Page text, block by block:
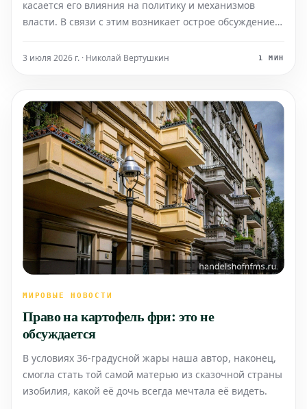
касается его влияния на политику и механизмов
власти. В связи с этим возникает острое обсуждение:
Дёпфнер давление на федерального канцлера с
3 июля 2026 г. · Николай Вертушкин 1 МИН
МИРОВЫЕ НОВОСТИ
Право на картофель фри: это не
обсуждается
В условиях 36-градусной жары наша автор, наконец,
смогла стать той самой матерью из сказочной страны
изобилия, какой её дочь всегда мечтала её видеть.